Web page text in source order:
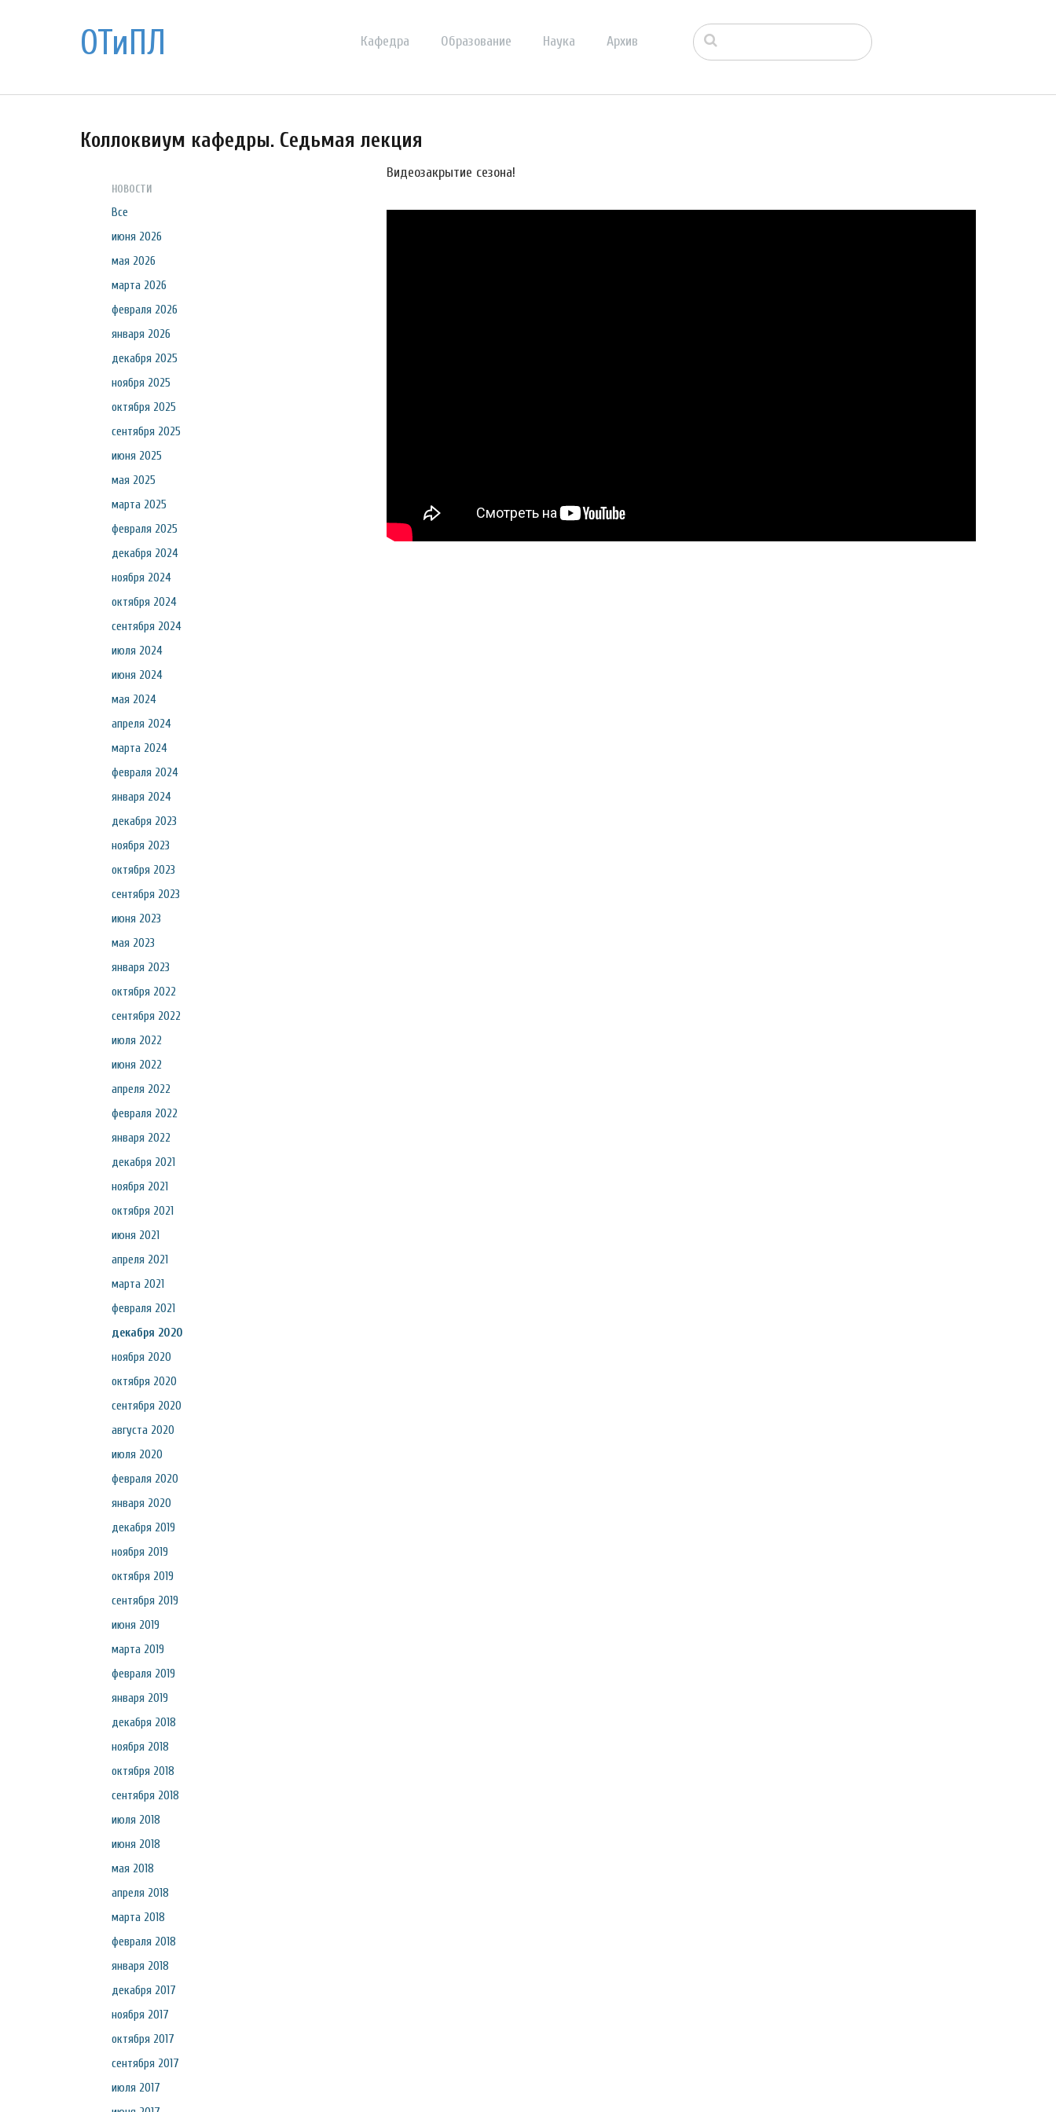
ОТиПЛ Кафедра Образование Наука Архив
Коллоквиум кафедры. Седьмая лекция
НОВОСТИ
Все
июня 2026
мая 2026
марта 2026
февраля 2026
января 2026
декабря 2025
ноября 2025
октября 2025
сентября 2025
июня 2025
мая 2025
марта 2025
февраля 2025
декабря 2024
ноября 2024
октября 2024
сентября 2024
июля 2024
июня 2024
мая 2024
апреля 2024
марта 2024
февраля 2024
января 2024
декабря 2023
ноября 2023
октября 2023
сентября 2023
июня 2023
мая 2023
января 2023
октября 2022
сентября 2022
июля 2022
июня 2022
апреля 2022
февраля 2022
января 2022
декабря 2021
ноября 2021
октября 2021
июня 2021
апреля 2021
марта 2021
февраля 2021
декабря 2020
ноября 2020
октября 2020
сентября 2020
августа 2020
июля 2020
февраля 2020
января 2020
декабря 2019
ноября 2019
октября 2019
сентября 2019
июня 2019
марта 2019
февраля 2019
января 2019
декабря 2018
ноября 2018
октября 2018
сентября 2018
июля 2018
июня 2018
мая 2018
апреля 2018
марта 2018
февраля 2018
января 2018
декабря 2017
ноября 2017
октября 2017
сентября 2017
июля 2017
Видеозакрытие сезона!